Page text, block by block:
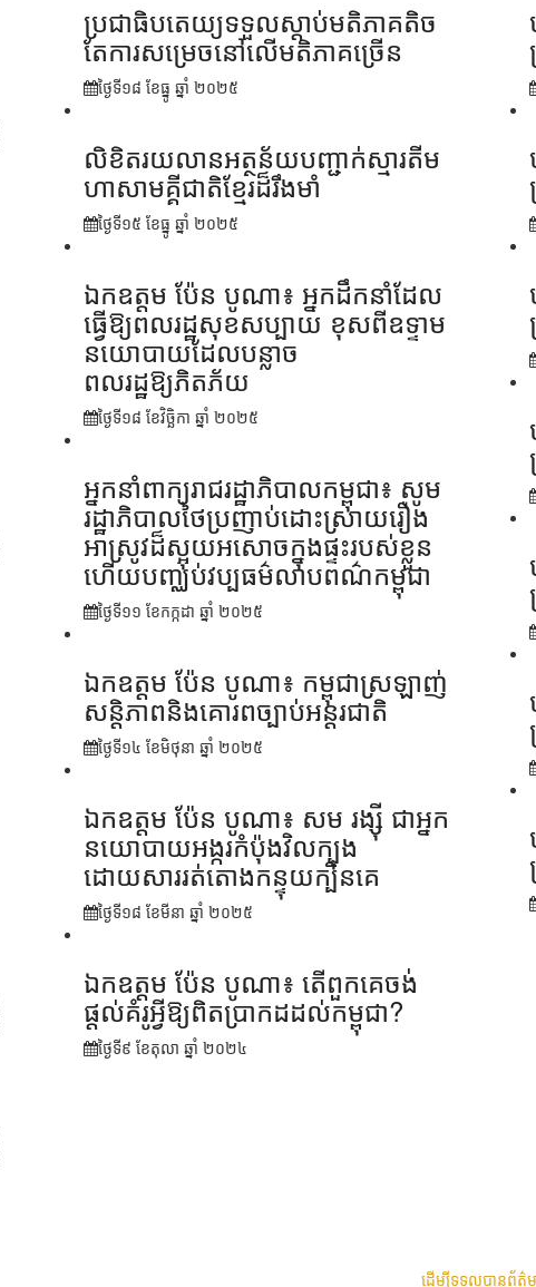
ប្រជាធិបតេយ្យទទួលស្តាប់មតិភាគតិច
តែការសម្រេចនៅលើមតិភាគច្រើន
ថ្ងៃទី១៨ ខែ​ធ្នូ ឆ្នាំ ២០២៥
លិខិតរយលានអត្ថន័យបញ្ជាក់ស្មារតីម
ហាសាមគ្គីជាតិខ្មែរដ៏រឹងមាំ
ថ្ងៃទី១៥ ខែ​ធ្នូ ឆ្នាំ ២០២៥
ឯកឧត្តម ប៉ែន បូណា៖ អ្នកដឹកនាំដែល
ធ្វើឱ្យពលរដ្ឋសុខសប្បាយ ខុសពីឧទ្ទាម
នយោបាយដែលបន្លាច
ពលរដ្ឋឱ្យភិតភ័យ
ថ្ងៃទី១៨ ខែ​វិច្ឆិកា ឆ្នាំ ២០២៥
អ្នកនាំពាក្យរាជរដ្ឋាភិបាលកម្ពុជា៖ សូម
រដ្ឋាភិបាលថៃប្រញាប់ដោះស្រាយរឿង
អាស្រូវដ៏ស្អុយអសោចក្នុងផ្ទះរបស់ខ្លួន
ហើយបញ្ឈប់វប្បធម៌លាបពណ៌កម្ពុជា
ថ្ងៃទី១១ ខែ​កក្កដា ឆ្នាំ ២០២៥
ឯកឧត្តម ប៉ែន បូណា៖ កម្ពុជាស្រឡាញ់
សន្តិភាពនិងគោរពច្បាប់អន្តរជាតិ
ថ្ងៃទី១៤ ខែ​មិថុនា ឆ្នាំ ២០២៥
ឯកឧត្តម ប៉ែន បូណា៖ សម រង្ស៊ី ជាអ្នក
នយោបាយអង្ករកំប៉ុងវិលក្បុង
ដោយសាររត់តោងកន្ទុយក្បិនគេ
ថ្ងៃទី១៨ ខែ​មីនា ឆ្នាំ ២០២៥
ឯកឧត្តម ប៉ែន បូណា៖ តើពួកគេចង់
ផ្តល់គំរូអ្វីឱ្យពិតប្រាកដដល់កម្ពុជា?
ថ្ងៃទី៩ ខែ​តុលា ឆ្នាំ ២០២៤
ដើម្បីទទួលបានព័ត៌